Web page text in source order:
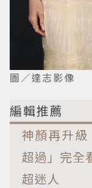
圖／達志影像
編輯推薦
神顏再升
超過」完全
超迷人